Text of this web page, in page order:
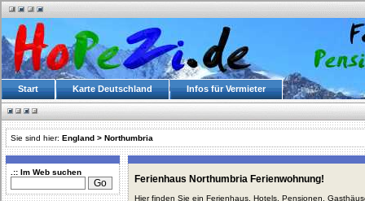
Start Karte Deutschland Infos für Vermieter
Sie sind hier: England > Northumbria
.:: Im Web suchen
Ferienhaus Northumbria Ferienwohnung!
Hier finden Sie ein Ferienhaus, Hotels, Pensionen,